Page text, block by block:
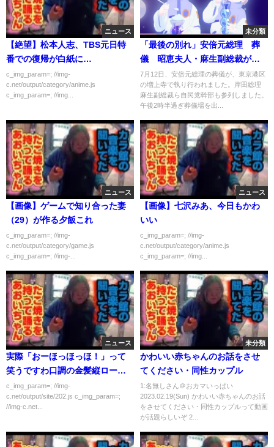
ニュース
【絶望】松本人志、TBS元日特
番での復帰が白紙に…
c_img_param=; //img-
c.net/output/category/anime.js
c_img_param=; //img...
未分類
「最後の別れ」安倍元総理 葬
儀 昭恵夫人・麻生副総裁が弔
辞｜TBS NEWS DIG
7月12日、安倍元総理の葬儀が、東京港区
の増上寺で執り行われました。岸田総理
麻生副総裁ら自民党幹部も参列しました。
午後2時半過ぎ葬儀場を出...
ニュース
【画像】ゲームで知り合った妻
（29）が作る夕飯これ
c_img_param=; //img-
c.net/output/category/game.js
c_img_param=; //img-...
ニュース
【画像】七沢みあ、今日もかわ
いい
c_img_param=; //img-
c.net/output/category/anime.js
c_img_param=; //img...
ニュース
実際「おーほっほっほ！」って
笑うですわ口調の金髪縦ロール
のお嬢様ってリアルであんまり
見たことないよな
c_img_param=; //img-
c.net/output/site/202.js c_img_param=;
//img-c.net...
未分類
かわいい赤ちゃんのお話をさせ
てください・同性カップル
1:名無しさん＠おカマいっぱい
2023.02.19(Sun) かわいい赤ちゃんのお話
をさせてください・同性カップルって動画
が話題らしいぞ 2...